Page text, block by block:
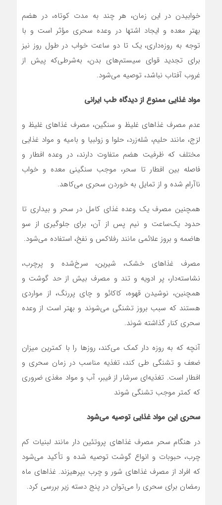
خوابیدن در این زمان، هر چند به مدت کوتاه، در هضم
بهتر معده و ایجاد اشتها در وعده سحری مؤثر است و با
توجه به روزه‌داری، یک تا دو ساعت خواب در طول روز نیز
برای تجدید قوای سیستم‌های بدن، به‌شرطی‌که پیش از
غروب آفتاب نباشد، توصیه می‌شود.
مواد غذایی ممنوع از دیدگاه طب ایرانی
عدم مصرف غذاهای غلیظ و سنگین، مصرف غذاهای غلیظ و
لزج، مانند حلیم، شله‌زرد، حلوا و زولبیا و بامیه و مواد غذایی
مختلف که ظرفیت هضم متفاوت دارند، در وعده افطار و
فاصله بین افطار تا سحر، موجب سنگینی معده و خواب
ناآرام شده و از تمایل به خوردن سحری می‌کاهد.
همچنین مصرف یک وعده غذای کامل در سحر و بیداری تا
حدود یک‌ساعت و نیم پس از آن، برای جلوگیری از سو
هاضمه و بروز علائمی مانند رفلاکس و نفخ، استفاده می‌شود.
مصرف غذاهای خشک، شیرین، سرخ‌شده و پرچرب،
نشاسته‌دار، پر ادویه و تند و مصرف بیش از حد گوشت و
همچنین، نوشیدن قهوه، کاکائو و چای پررنگ، از مواردی
هستند که سبب بروز تشنگی می‌شوند و بهتر است از وعده
سحری کنار گذاشته شوند.
آنچه که به روزه دار کمک می‌کند، روزها را با کمترین میزان
ضعف و تشنگی طی کند، تغذیه مناسب در زمان سحری و
افطار است. تغذیه‌ای سرشار از فیبر، آب و مواد مغذی ضروری
که کمتر موجب تشنگی شوند
سحری این مواد غذایی توصیه می‌شود
در هنگام سحر مصرف غذاهای پروتئین دار مانند لبنیات کم
چرب، حبوبات و انواع گوشت توصیه شده و تأکید می‌شود
که افراد از مصرف غذاهای شور و چرب بپرهیزند. غذاهای ماه
رمضان برای سحری را می‌توان در پنج دسته زیر بررسی کرد.